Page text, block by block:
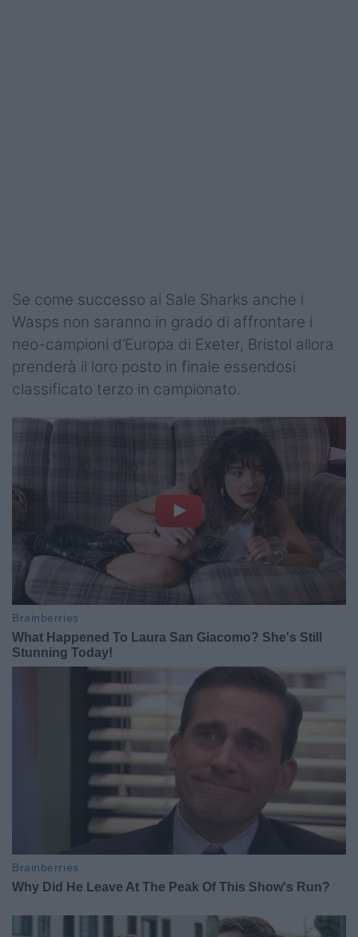
Se come successo ai Sale Sharks anche i
Wasps non saranno in grado di affrontare i
neo-campioni d’Europa di Exeter, Bristol allora
prenderà il loro posto in finale essendosi
classificato terzo in campionato.